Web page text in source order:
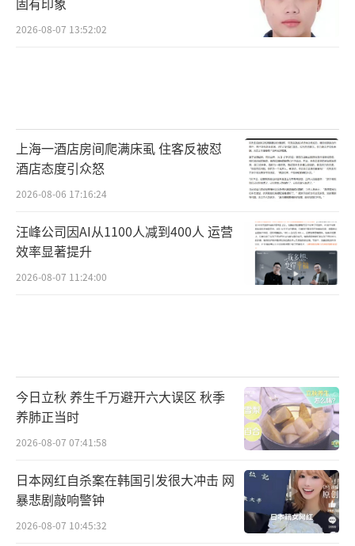
布林肯接受NBC莱斯特·霍尔特采访
日期或确切的时间，但俄罗斯为了进攻进行的
一切都准备已经就绪。”
除了布林肯以外，美国五角大楼也有官员
渲染“俄军做好了战斗的准备”。据路透社美
国时间23日晚间报道，美国一名不愿透露姓名
的五角大楼国防官员表示，俄罗斯总统普京已
做好了充分的准备，如果他们得到命令，现在
就可以出发。”但该官员并没有提供证据支持
这一说法。
五角大楼在当地时间23日早些时候证实，
俄军已经进入乌克兰东部两个“共和国”，似
乎正在向乌克兰东部派遣更多军队。俄罗斯支
2026-08-07 13:52:02
上海一酒店房间爬满床虱 住客反被怼
酒店态度引众怒
2026-08-06 17:16:24
汪峰公司因AI从1100人减到400人 运营
效率显著提升
2026-08-07 11:24:00
今日立秋 养生千万避开六大误区 秋季
养肺正当时
2026-08-07 07:41:58
日本网红自杀案在韩国引发很大冲击 网
暴悲剧敲响警钟
2026-08-07 10:45:32